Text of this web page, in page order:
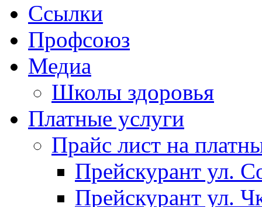
Ссылки
Профсоюз
Медиа
Школы здоровья
Платные услуги
Прайс лист на
Прейскурант ул.
Прейскурант ул.